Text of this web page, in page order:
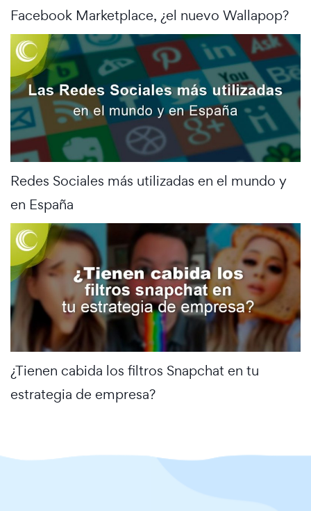
Facebook Marketplace, ¿el nuevo Wallapop?
Redes Sociales más utilizadas en el mundo y
en España
¿Tienen cabida los filtros Snapchat en tu
estrategia de empresa?